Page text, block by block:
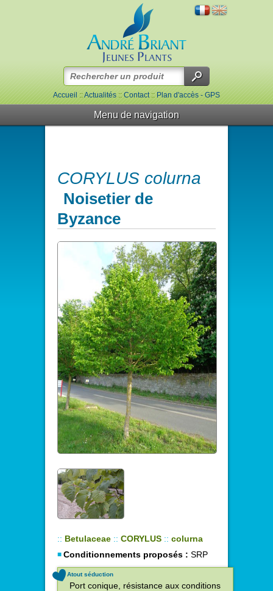
Accueil::Actualités::Contact::Plan d'accès - GPS
Menu de navigation
CORYLUS colurna
Noisetier de
Byzance
:: Betulaceae :: CORYLUS :: colurna
Conditionnements proposés : SRP
Atout séduction
Port conique, résistance aux conditions